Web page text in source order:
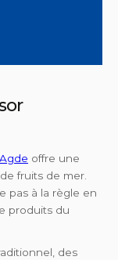
offre une
fruits de mer.
pas à la règle en
produits du
des